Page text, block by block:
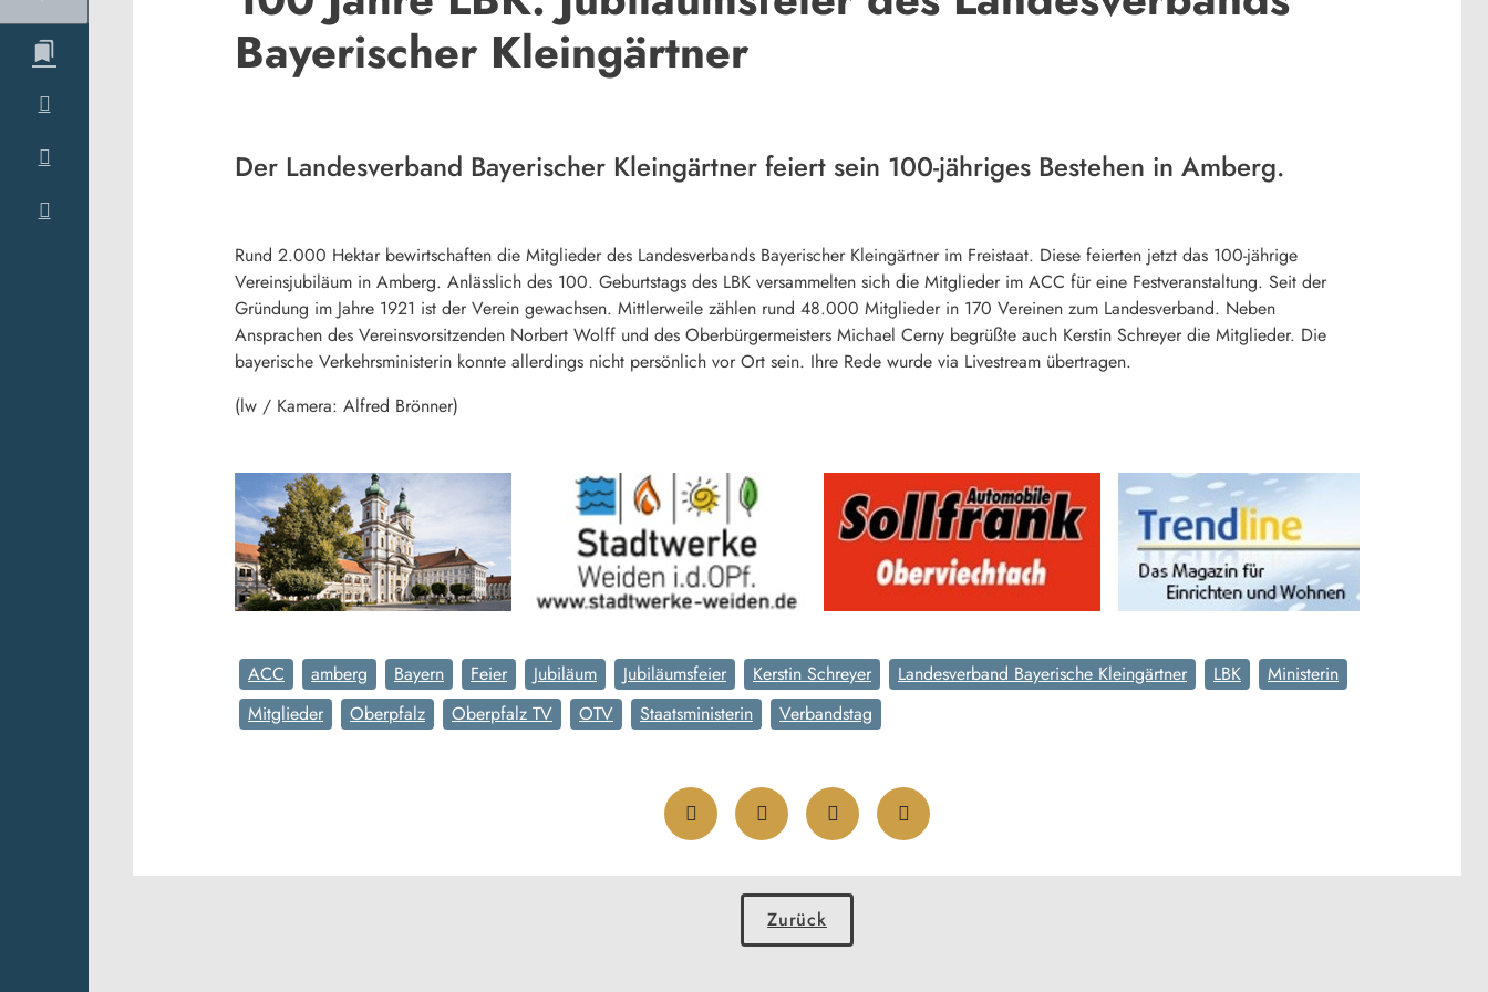
Bayerischer Kleingärtner
Der Landesverband Bayerischer Kleingärtner feiert sein 100-jähriges Bestehen in Amberg.
Rund 2.000 Hektar bewirtschaften die Mitglieder des Landesverbands Bayerischer Kleingärtner im Freistaat. Diese feierten jetzt das 100-jährige
Vereinsjubiläum in Amberg. Anlässlich des 100. Geburtstags des LBK versammelten sich die Mitglieder im ACC für eine Festveranstaltung. Seit der
Gründung im Jahre 1921 ist der Verein gewachsen. Mittlerweile zählen rund 48.000 Mitglieder in 170 Vereinen zum Landesverband. Neben
Ansprachen des Vereinsvorsitzenden Norbert Wolff und des Oberbürgermeisters Michael Cerny begrüßte auch Kerstin Schreyer die Mitglieder. Die
bayerische Verkehrsministerin konnte allerdings nicht persönlich vor Ort sein. Ihre Rede wurde via Livestream übertragen.
(lw / Kamera: Alfred Brönner)
ACC amberg Bayern Feier Jubiläum Jubiläumsfeier Kerstin Schreyer Landesverband Bayerische Kleingärtner LBK
Ministerin
Mitglieder
Oberpfalz Oberpfalz TV OTV Staatsministerin Verbandstag
Zurück